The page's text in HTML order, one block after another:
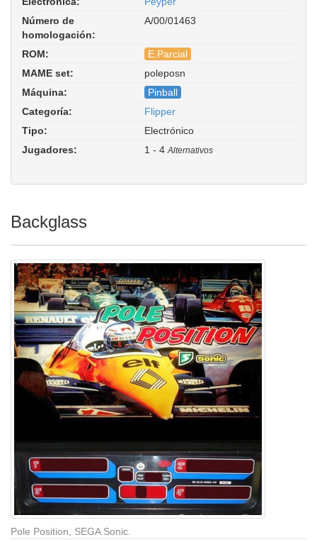
Número de
homologación:
A/00/01463
ROM:
E.Parcial
MAME set:
poleposn
Pole Position (Sonic). Driver:
pinball/peyper.cpp
Máquina:
Pinball
Categoría:
Flipper
Tipo:
Electrónico
Jugadores:
1 - 4 Alternativos
Backglass
Pole Position, SEGA Sonic.